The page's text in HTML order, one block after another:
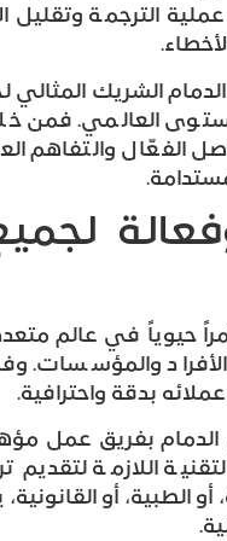
الترجمة وتقليل
الشريك المثالي
العالمي. فمن
والتفاهم
أمراً حيوياً في عالم
الأفراد
بدقة واحترافية.
بفريق عمل
التقنية اللازمة
أو الطبية، أو